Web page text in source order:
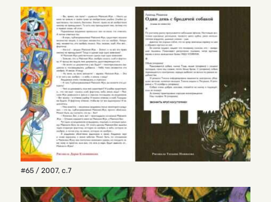
#65 / 2007, с.7